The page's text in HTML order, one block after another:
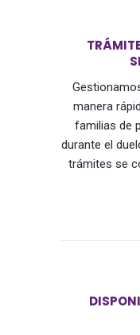
manera
familias de
durante el
trámites se